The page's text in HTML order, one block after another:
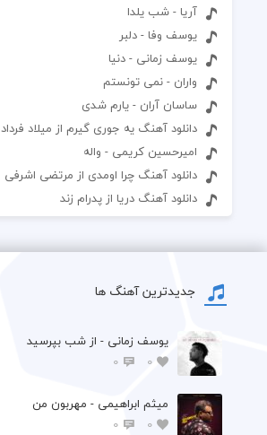
آریا - شب یلدا
یوسف وفا - دلبر
یوسف زمانی - دنیا
واران - نمی تونستم
ساسان آران - یارم شدی
دانلود آهنگ یه جوری گیرم از میلاد فرداد
امیرحسین کریمی - واله
دانلود آهنگ چرا اومدی از مرتضی اشرفی
دانلود آهنگ دریا از پدرام زند
جدیدترین آهنگ ها
یوسف زمانی - از شب بپرسید
0
0
میثم ابراهیمی - مهربون من
0
0